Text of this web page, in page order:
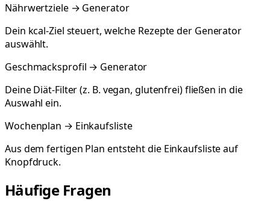
Nährwertziele → Generator
Dein kcal-Ziel steuert, welche Rezepte der Generator
auswählt.
Geschmacksprofil → Generator
Deine Diät-Filter (z. B. vegan, glutenfrei) fließen in die
Auswahl ein.
Wochenplan → Einkaufsliste
Aus dem fertigen Plan entsteht die Einkaufsliste auf
Knopfdruck.
Häufige Fragen